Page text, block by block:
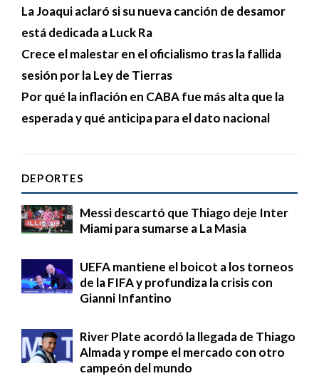
La Joaqui aclaró si su nueva canción de desamor
está dedicada a Luck Ra
Crece el malestar en el oficialismo tras la fallida
sesión por la Ley de Tierras
Por qué la inflación en CABA fue más alta que la
esperada y qué anticipa para el dato nacional
DEPORTES
Messi descartó que Thiago deje Inter
Miami para sumarse a La Masia
UEFA mantiene el boicot a los torneos
de la FIFA y profundiza la crisis con
Gianni Infantino
River Plate acordó la llegada de Thiago
Almada y rompe el mercado con otro
campeón del mundo